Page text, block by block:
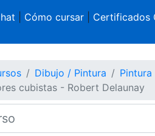
Cómo cursar| Certificados
Dibujo / Pintura Pintura
cubistas - Robert Delaunay